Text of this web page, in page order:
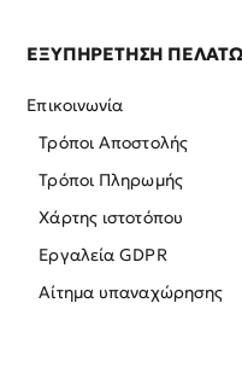
ΕΞΥΠΗΡΕΤΗΣΗ
Επικοινωνία
Τρόποι Αποστολής
Τρόποι Πληρωμής
Χάρτης ιστοτόπου
Εργαλεία GDPR
Αίτημα υπαναχώρησης